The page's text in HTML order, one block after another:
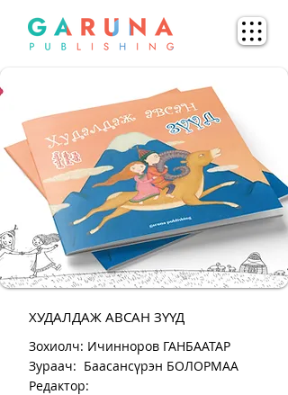
ХУДАЛДАЖ АВСАН ЗҮҮД
Зохиолч: Ичинноров ГАНБААТАР
Зураач: Баасансүрэн БОЛОРМАА
Редактор: